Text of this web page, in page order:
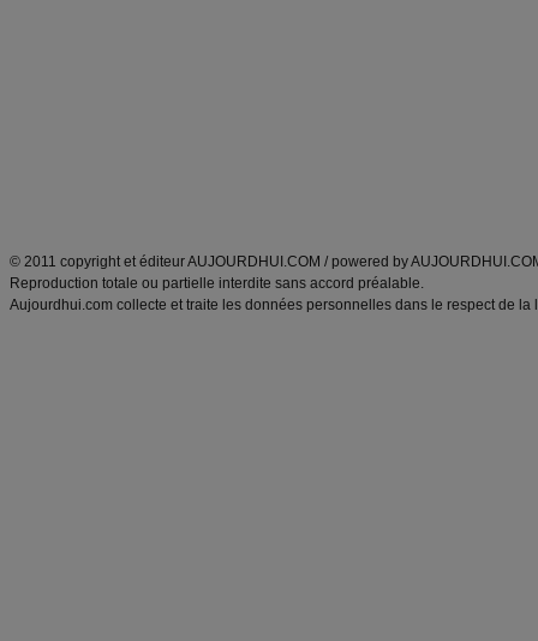
© 2011 copyright et éditeur AUJOURDHUI.COM / powered by
Reproduction totale ou partielle interdite sans accord préalable.
Aujourdhui.com collecte et traite les données personnelles dans le respect de